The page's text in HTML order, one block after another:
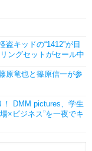
盗キッドの“1412”が目
ングセットがセール中
原竜也と篠原信一が参
！ DMM pictures、学生
×ビジネス”を一夜でキ